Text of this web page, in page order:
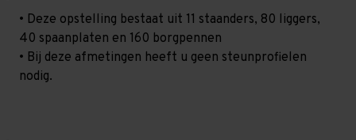
• Deze opstelling bestaat uit 11 staanders, 80 liggers,
40 spaanplaten en 160 borgpennen
• Bij deze afmetingen heeft u geen steunprofielen
nodig.